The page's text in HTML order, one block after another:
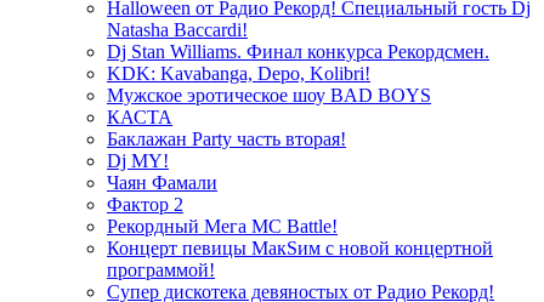
Halloween от Радио Рекорд! Специальный гость Dj
Natasha Baccardi!
Dj Stan Williams. Финал конкурса Рекордсмен.
KDK: Kavabanga, Depo, Kolibri!
Мужское эротическое шоу BAD BOYS
КАСТА
Баклажан Party часть вторая!
Dj MY!
Чаян Фамали
Фактор 2
Рекордный Мега МС Battle!
Концерт певицы МакSим с новой концертной
программой!
Супер дискотека девяностых от Радио Рекорд!